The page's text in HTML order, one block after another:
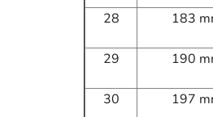
28 183
29 190
30 197